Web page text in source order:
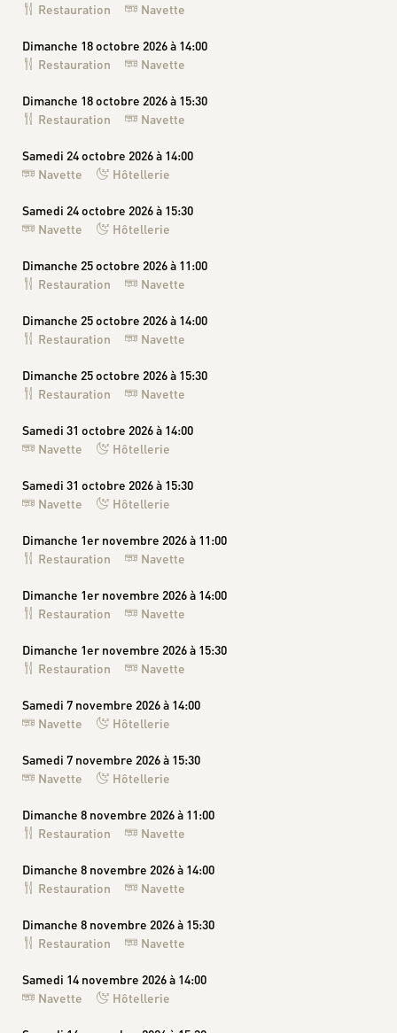
Restauration
Navette
Dimanche 18 octobre 2026 à 14:00
Restauration
Navette
Dimanche 18 octobre 2026 à 15:30
Restauration
Navette
Samedi 24 octobre 2026 à 14:00
Navette
Hôtellerie
Samedi 24 octobre 2026 à 15:30
Navette
Hôtellerie
Dimanche 25 octobre 2026 à 11:00
Restauration
Navette
Dimanche 25 octobre 2026 à 14:00
Restauration
Navette
Dimanche 25 octobre 2026 à 15:30
Restauration
Navette
Samedi 31 octobre 2026 à 14:00
Navette
Hôtellerie
Samedi 31 octobre 2026 à 15:30
Navette
Hôtellerie
Dimanche 1er novembre 2026 à 11:00
Restauration
Navette
Dimanche 1er novembre 2026 à 14:00
Restauration
Navette
Dimanche 1er novembre 2026 à 15:30
Restauration
Navette
Samedi 7 novembre 2026 à 14:00
Navette
Hôtellerie
Samedi 7 novembre 2026 à 15:30
Navette
Hôtellerie
Dimanche 8 novembre 2026 à 11:00
Restauration
Navette
Dimanche 8 novembre 2026 à 14:00
Restauration
Navette
Dimanche 8 novembre 2026 à 15:30
Restauration
Navette
Samedi 14 novembre 2026 à 14:00
Navette
Hôtellerie